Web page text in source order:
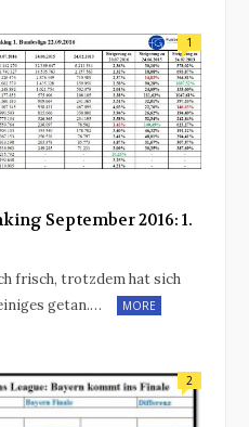
1
September 2016: 1.
frisch, trotzdem hat sich
getan.…
MORE
2